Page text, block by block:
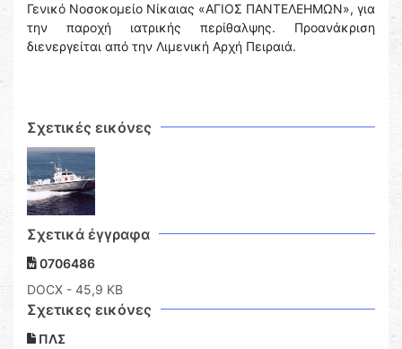
Γενικό Νοσοκομείο Νίκαιας «ΑΓΙΟΣ ΠΑΝΤΕΛΕΗΜΩΝ», για
την παροχή ιατρικής περίθαλψης. Προανάκριση
διενεργείται από την Λιμενική Αρχή Πειραιά.
Σχετικές εικόνες
Σχετικά έγγραφα
0706486
DOCX - 45,9 KB
Σχετικες εικόνες
ΠΛΣ